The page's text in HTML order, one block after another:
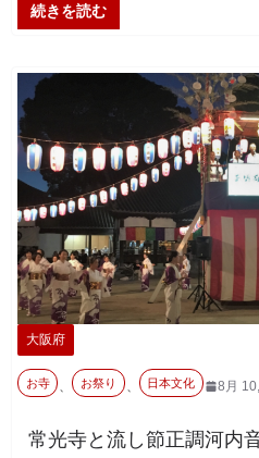
続きを読む
大阪府
8月
お寺 、 お祭り 、 日本文化
常光寺と流し節正調河内